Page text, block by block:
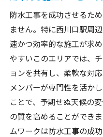
防水工事を成功させるた
ません。特に西川口駅周
速かつ効率的な施工が求
やすいこのエリアでは、
ョンを共有し、柔軟な対
メンバーが専門性を活か
ことで、予期せぬ天候の
の質を高めることができ
ムワークは防水工事の成